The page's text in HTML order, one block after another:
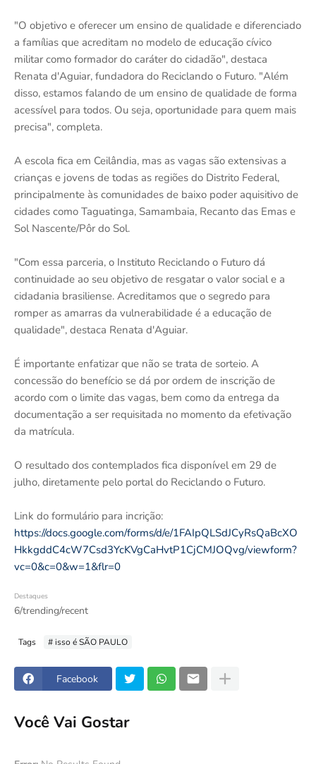
"O objetivo e oferecer um ensino de qualidade e diferenciado
a famílias que acreditam no modelo de educação cívico
militar como formador do caráter do cidadão", destaca
Renata d'Aguiar, fundadora do Reciclando o Futuro. "Além
disso, estamos falando de um ensino de qualidade de forma
acessível para todos. Ou seja, oportunidade para quem mais
precisa", completa.
A escola fica em Ceilândia, mas as vagas são extensivas a
crianças e jovens de todas as regiões do Distrito Federal,
principalmente às comunidades de baixo poder aquisitivo de
cidades como Taguatinga, Samambaia, Recanto das Emas e
Sol Nascente/Pôr do Sol.
"Com essa parceria, o Instituto Reciclando o Futuro dá
continuidade ao seu objetivo de resgatar o valor social e a
cidadania brasiliense. Acreditamos que o segredo para
romper as amarras da vulnerabilidade é a educação de
qualidade", destaca Renata d'Aguiar.
É importante enfatizar que não se trata de sorteio. A
concessão do benefício se dá por ordem de inscrição de
acordo com o limite das vagas, bem como da entrega da
documentação a ser requisitada no momento da efetivação
da matrícula.
O resultado dos contemplados fica disponível em 29 de
julho, diretamente pelo portal do Reciclando o Futuro.
Link do formulário para incrição:
https://docs.google.com/forms/d/e/1FAIpQLSdJCyRsQaBcXO
HkkgddC4cW7Csd3YcKVgCaHvtP1CjCMJOQvg/viewform?
vc=0&c=0&w=1&flr=0
Destaques
6/trending/recent
Tags # isso é SÃO PAULO
Facebook
Você Vai Gostar